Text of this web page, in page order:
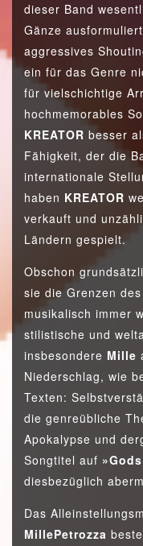
dieser Band
Gänze
aggressives
ein für das Genre
für vielschichtige
hochmemorables
KREATOR besser
Fähigkeit, der die
internationale
haben KREATOR
verkauft und
Ländern gespielt.
Obschon
sie die Grenzen
musikalisch immer
stilistische und
insbesondere Mille
Niederschlag, wie
Texten:
die genreübliche
Apokalypse und
Songtitel auf
diesbezüglich
Das
MillePetrozza